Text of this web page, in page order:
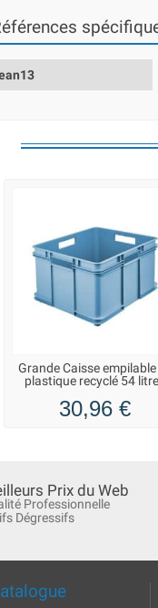
Grande Caisse empilable
plastique recyclé 54
30,96 €
Prix du Web
Professionnelle
Dégressifs